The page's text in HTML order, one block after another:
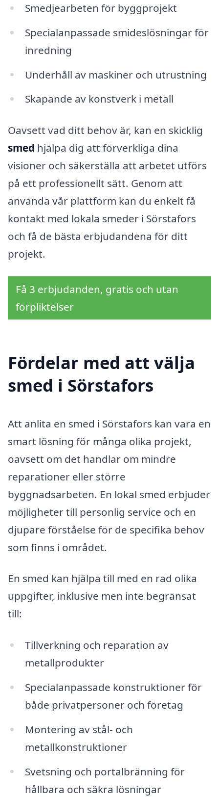
Smedjearbeten för byggprojekt
Specialanpassade smideslösningar för
inredning
Underhåll av maskiner och utrustning
Skapande av konstverk i metall
Oavsett vad ditt behov är, kan en skicklig
smed hjälpa dig att förverkliga dina
visioner och säkerställa att arbetet utförs
på ett professionellt sätt. Genom att
använda vår plattform kan du enkelt få
kontakt med lokala smeder i Sörstafors
och få de bästa erbjudandena för ditt
projekt.
Få 3 erbjudanden, gratis och utan
förpliktelser
Fördelar med att välja
smed i Sörstafors
Att anlita en smed i Sörstafors kan vara en
smart lösning för många olika projekt,
oavsett om det handlar om mindre
reparationer eller större
byggnadsarbeten. En lokal smed erbjuder
möjligheter till personlig service och en
djupare förståelse för de specifika behov
som finns i området.
En smed kan hjälpa till med en rad olika
uppgifter, inklusive men inte begränsat
till:
Tillverkning och reparation av
metallprodukter
Specialanpassade konstruktioner för
både privatpersoner och företag
Montering av stål- och
metallkonstruktioner
Svetsning och portalbränning för
hållbara och säkra lösningar